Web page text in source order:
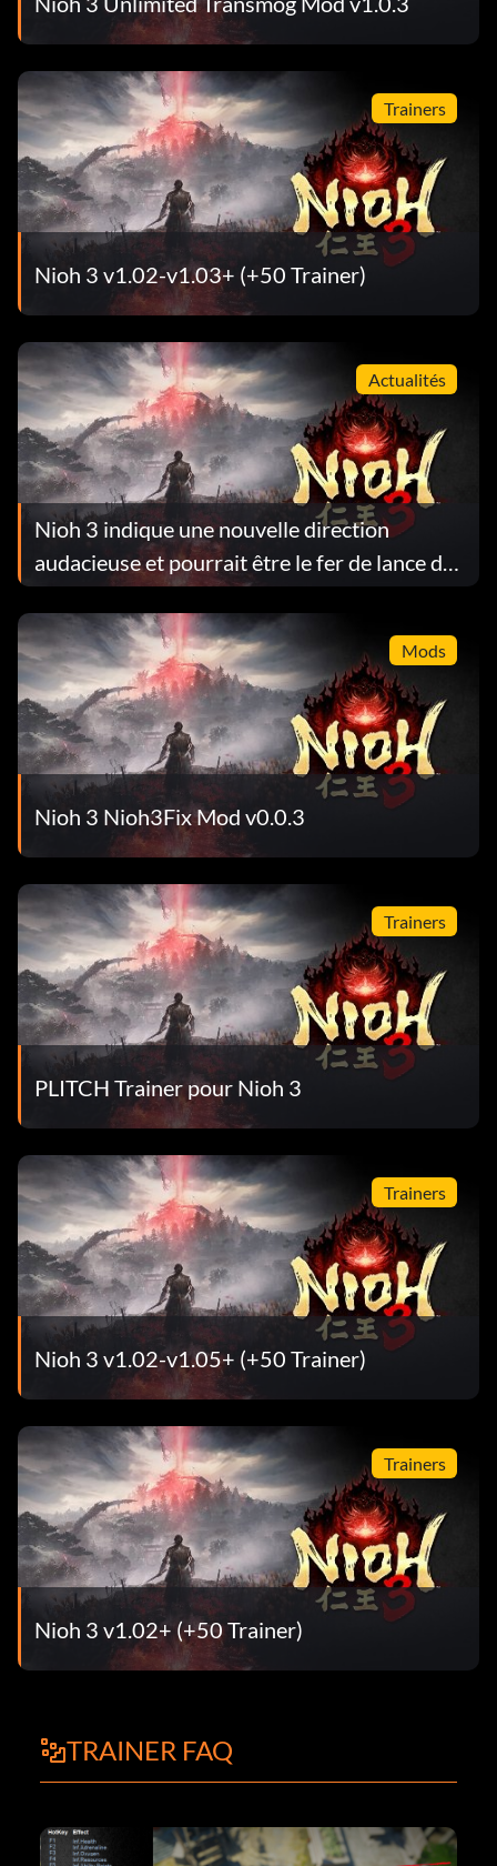
Trainers
Nioh 3 v1.02-v1.03+ (+50 Trainer)
Actualités
Nioh 3 indique une nouvelle direction
audacieuse et pourrait être le fer de lance des
Action RPG de 2026
Mods
Nioh 3 Nioh3Fix Mod v0.0.3
Trainers
PLITCH Trainer pour Nioh 3
Trainers
Nioh 3 v1.02-v1.05+ (+50 Trainer)
Trainers
Nioh 3 v1.02+ (+50 Trainer)
TRAINER FAQ